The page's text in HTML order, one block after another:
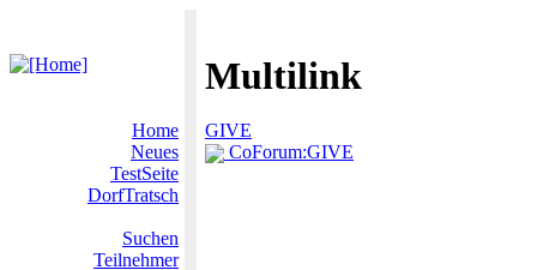
Multilink
Home
Neues
TestSeite
DorfTratsch
Suchen
Teilnehmer
GIVE
CoForum:GIVE